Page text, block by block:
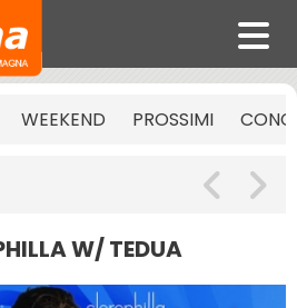
WEEKEND PROSSIMI
W/ TEDUA